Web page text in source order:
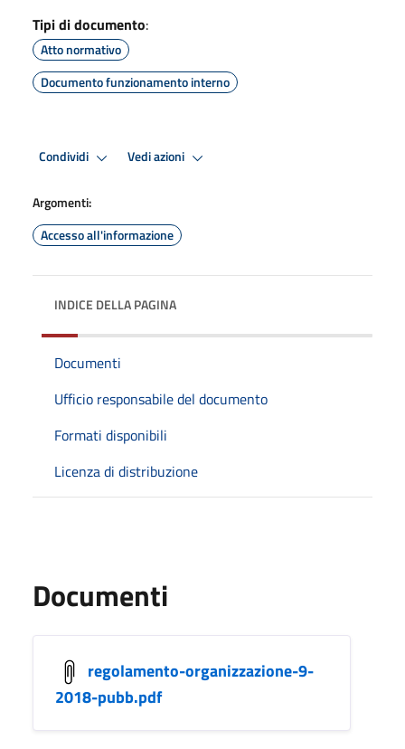
Tipi di documento:
Atto normativo
Documento funzionamento interno
Condividi Vedi azioni
Argomenti:
Accesso all'informazione
INDICE DELLA PAGINA
Documenti
Ufficio responsabile del documento
Formati disponibili
Licenza di distribuzione
Documenti
regolamento-organizzazione-9-
2018-pubb.pdf